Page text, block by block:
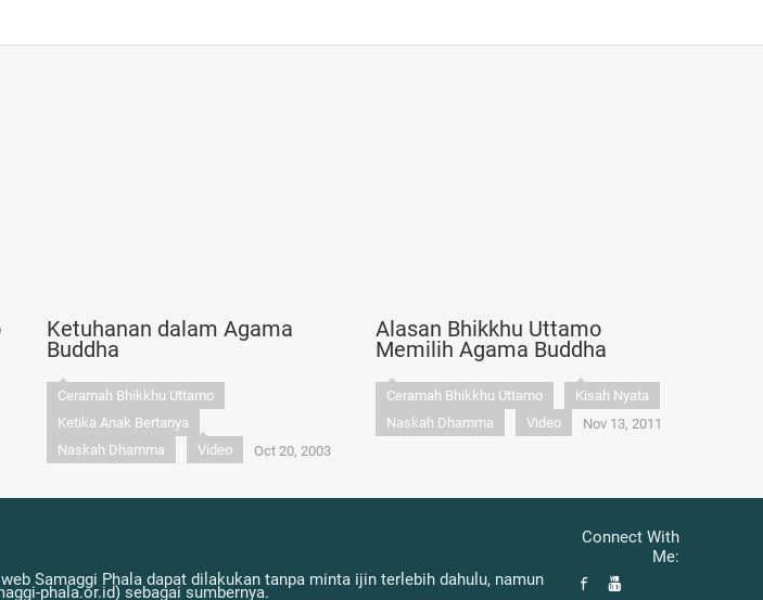
Ketuhanan dalam Agama
Buddha
Ceramah Bhikkhu Uttamo
Ketika Anak Bertanya
Naskah Dhamma
Video Oct 20, 2003
Alasan Bhikkhu Uttamo
Memilih Agama Buddha
Ceramah Bhikkhu Uttamo
Kisah Nyata
Naskah Dhamma
Video Nov 13, 2011
Samaggi Phala dapat dilakukan tanpa minta ijin terlebih dahulu, namun
phala.or.id) sebagai sumbernya.
Connect With
Me: